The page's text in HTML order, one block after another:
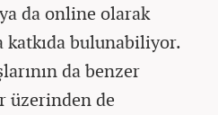
da online olarak
katkıda bulunabiliyor.
da benzer
üzerinden de